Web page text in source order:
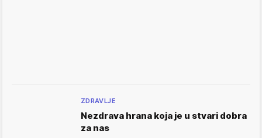
ZDRAVLJE
Nezdrava hrana koja je u stvari dobra
za nas